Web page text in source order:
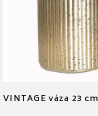
VINTAGE váza 23 cm